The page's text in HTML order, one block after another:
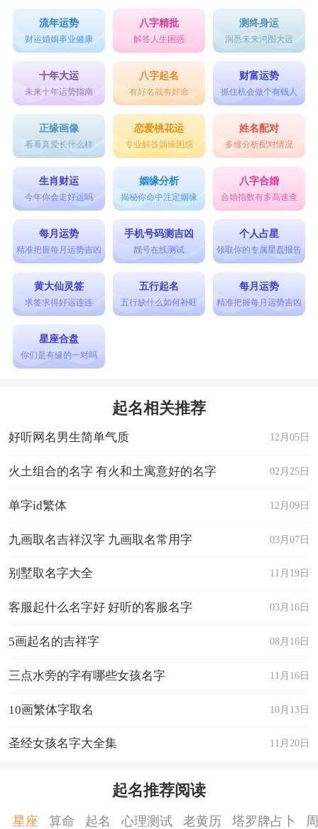
流年运势
财运婚姻事业健康
八字精批
解答人生困惑
测终身运
洞悉未来鸿图大运
十年大运
未来十年运势指南
八字起名
有好名就有好命
财富运势
抓住机会做个有钱人
正缘画像
看看真爱长什么样
恋爱桃花运
专业解答姻缘困惑
姓名配对
多维分析配对情况
生肖财运
今年你会走好运吗
姻缘分析
揭秘你命中注定姻缘
八字合婚
合婚指数有多高速查
每月运势
精准把握每月运势吉凶
手机号码测吉凶
靓号在线测试
个人占星
领取你的专属星盘报告
黄大仙灵签
求签求得好运连连
五行起名
五行缺什么如何补旺
每月运势
精准把握每月运势吉凶
星座合盘
你们是有缘的一对吗
起名相关推荐
12月05日
好听网名男生简单气质
02月25日
火土组合的名字 有火和土寓意好的名字
12月09日
单字id繁体
03月07日
九画取名吉祥汉字 九画取名常用字
11月19日
别墅取名字大全
03月16日
客服起什么名字好 好听的客服名字
08月16日
5画起名的吉祥字
11月16日
三点水旁的字有哪些女孩名字
10月13日
10画繁体字取名
11月20日
圣经女孩名字大全集
起名推荐阅读
星座 算命 起名 心理测试 老黄历 塔罗牌占卜